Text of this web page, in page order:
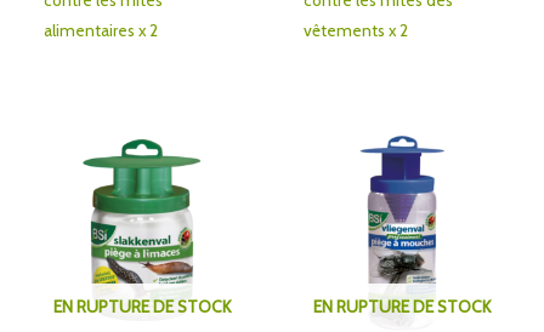
alimentaires x 2
vêtements x 2
EN RUPTURE DE STOCK EN RUPTURE DE STOCK